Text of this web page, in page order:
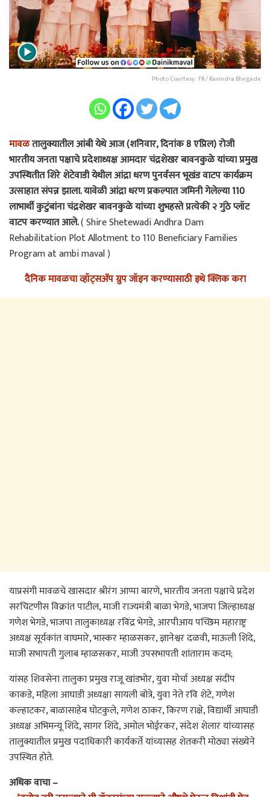
Photo Courtesy : FB / Ravindra Bhegade
मावळतालुक्यातील आंबी येथे आज (शनिवार, दिनांक 8 एप्रिल) रोजी
भारतीय जनता पक्षाचे प्रदेशाध्यक्ष आमदार चंद्रशेखर बावनकुळे यांच्या प्रमुख
उपस्थितीत शिरे शेटेवाडी येथील आंद्रा धरण पुनर्वसन भूखंड वाटप कार्यक्रम
उत्साहात संपन्न झाला. यावेळी आंद्रा धरण प्रकल्पात जमिनी गेलेल्या 110
लाभार्थी कुटुंबांना चंद्रशेखर बावनकुळे यांच्या शुभहस्ते प्रत्येकी २ गुंठे प्लॉट
वाटप करण्यात आले.( Shire Shetewadi Andhra Dam
Rehabilitation Plot Allotment to 110 Beneficiary Families
Program at ambi maval )
दैनिक मावळचा व्हॉट्सअ‍ॅप ग्रुप जॉइन करण्यासाठी इथे क्लिक करा
याप्रसंगी मावळचे खासदार श्रीरंग आप्पा बारणे, भारतीय जनता पक्षाचे प्रदेश
सरचिटणीस विक्रांत पाटील, माजी राज्यमंत्री बाळा भेगडे, भाजपा जिल्हाध्यक्ष
गणेश भेगडे, भाजपा तालुकाध्यक्ष रविंद्र भेगडे, आरपीआय पच्छिम महाराष्ट्र
अध्यक्ष सूर्यकांत वाघमारे, भास्कर म्हाळसकर, ज्ञानेश्वर दळवी, माऊली शिंदे,
माजी सभापती गुलाब म्हाळसकर, माजी उपसभापती शांताराम कदम;
यांसह शिवसेना तालुका प्रमुख राजू खांडभोर, युवा मोर्चा अध्यक्ष संदीप
काकडे, महिला आघाडी अध्यक्षा सायली बोत्रे, युवा नेते रवि शेटे, गणेश
कल्हाटकर, बाळासाहेब घोटकुले, गणेश ठाकर, किरण राक्षे, विद्यार्थी आघाडी
अध्यक्ष अभिमन्यू शिंदे, सागर शिंदे, अमोल भोईरकर, संदेश शेलार यांच्यासह
तालुक्यातील प्रमुख पदाधिकारी कार्यकर्ते यांच्यासह शेतकरी मोठ्या संख्येने
उपस्थित होते.
अधिक वाचा –